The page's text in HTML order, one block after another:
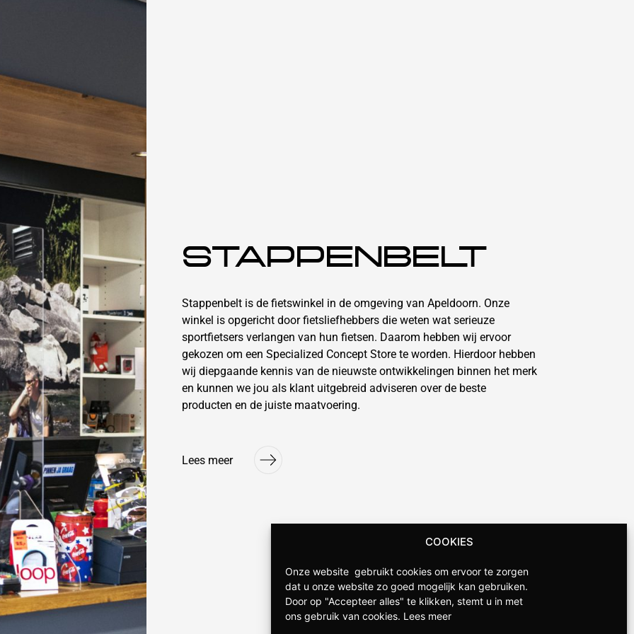
COOKIES
Onze website gebruikt cookies om ervoor te zorgen
dat u onze website zo goed mogelijk kan gebruiken.
Door op "Accepteer alles" te klikken, stemt u in met
ons gebruik van cookies. Lees meer
STAPPENBELT
Stappenbelt is de fietswinkel in de omgeving van Apeldoorn. Onze
winkel is opgericht door fietsliefhebbers die weten wat serieuze
sportfietsers verlangen van hun fietsen. Daarom hebben wij ervoor
gekozen om een Specialized Concept Store te worden. Hierdoor hebben
wij diepgaande kennis van de nieuwste ontwikkelingen binnen het merk
en kunnen we jou als klant uitgebreid adviseren over de beste
producten en de juiste maatvoering.
Lees meer